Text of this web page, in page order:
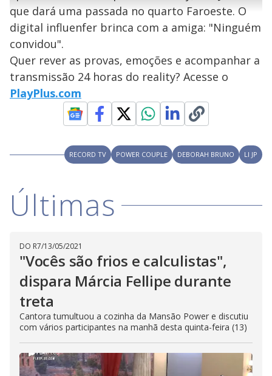
a
y
V
i
d
e
o
n
d
s
u
n
d
o
s
M
u
o
que dará uma passada no quarto Faroeste. O
digital influenfer brinca com a amiga: "Ninguém
convidou".
Quer rever as provas, emoções e acompanhar a
transmissão 24 horas do reality? Acesse o
PlayPlus.com
RECORD TV POWER COUPLE DEBORAH BRUNO LI JP
Últimas
DO R7/13/05/2021
"Vocês são frios e calculistas",
dispara Márcia Fellipe durante
treta
Cantora tumultuou a cozinha da Mansão Power e discutiu
com vários participantes na manhã desta quinta-feira (13)